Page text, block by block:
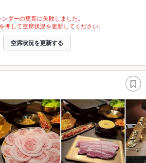
ンダーの更新に失敗しました。
押して空席状況を更新してください。
空席状況を更新する